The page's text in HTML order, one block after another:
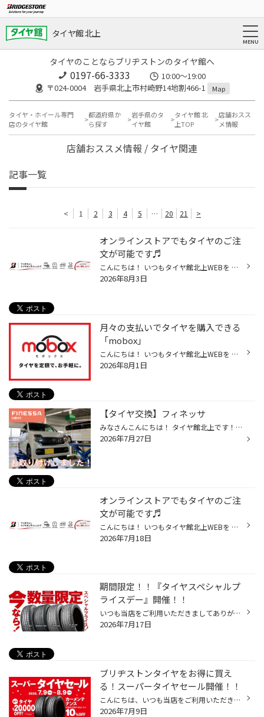
タイヤ館 北上
タイヤのことならブリヂストンのタイヤ館へ
0197-66-3333
10:00～19:00
〒024-0004 岩手県北上市村崎野14地割466-1
Map
タイヤ・ホイール専門
店のタイヤ館
都道府県か
ら探す
岩手県のタ
イヤ館
タイヤ館 北
上TOP
店舗おスス
メ情報
店舗おススメ情報 / タイヤ関連
記事一覧
< 1 2 3 4 5 … 20 21 >
オンラインストアでもタイヤのご注
文が可能です♬
こんにちは！ いつもタイヤ館北上WEBを ご覧いただきありがとうございます。 ブリヂストンのタイヤ(夏/冬)が オンラインストアから注文出来るって 皆さん知ってますか？？＼( ^o^)／ オンラインストアでの商品購入はとても簡単で、 タイヤ購入から取付け予約、そして決済までもが 全てネットで完結...
2026年8月3日
月々の支払いでタイヤを購入できる
「mobox」
こんにちは！ いつもタイヤ館北上WEBを ご覧いただきありがとうございます。 これからタイヤを買おうか 迷っている方！！！ タイヤを「定額」で買える サービスがあるってご存知ですか～？ ( ・ω・)/ ブリヂストンが提案する 【タイヤ定額払い／mobox】 のご紹介です☆(^-^)/ おすすめポイント① 初期...
2026年8月1日
【タイヤ交換】フィネッサ
みなさんこんにちは！ タイヤ館北上です！ 今回は ブリヂストンの今年出た新しいタイヤ 「FINESSA HB01」 のお取り付け作業をおこないました！ 今回はホンダのN-WGNカスタムにお取り付けしました！ 今回お取り付けした「FINESSA」は 今の時期にぴったりなタイヤなんです！ なぜかというと！ 濡れた...
2026年7月27日
オンラインストアでもタイヤのご注
文が可能です♬
こんにちは！ いつもタイヤ館北上WEBを ご覧いただきありがとうございます。 ブリヂストンのタイヤ(夏/冬)が オンラインストアから注文出来るって 皆さん知ってますか？？＼( ^o^)／ オンラインストアでの商品購入はとても簡単で、 タイヤ購入から取付け予約、そして決済までもが 全てネットで完結...
2026年7月18日
期間限定！！『タイヤスペシャルプ
ライスデー』開催！！
いつも当店をご利用いただきましてありがとうございます。 7/17(金)～7/26(日)まで、コクピット・タイヤ館におきまして、 期間限定！ サイズ限定！！ 数量限定！！！ お得にお買い求めいただける、「タイヤスペシャルプライスデー」がスタートします！ お得なタイヤのご紹介！！ NEWNO 155/65R14 タ...
2026年7月17日
ブリヂストンタイヤをお得に買え
る！スーパータイヤセール開催！！
こんにちは、いつも当店をご利用いただきましてありがとうございます。 コクピット・タイヤ館では、ブリヂストンタイヤをお得に買える！ スーパータイヤセールを7月9日(木)から8月9日(日)まで開催いたします！ ブリヂストンのタイヤを4本ご購入で最大20,000円引き！ タイヤをお得にご購入頂けるチャ...
2026年7月9日